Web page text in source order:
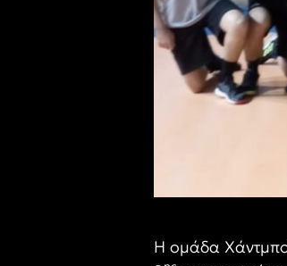
Η ομάδα